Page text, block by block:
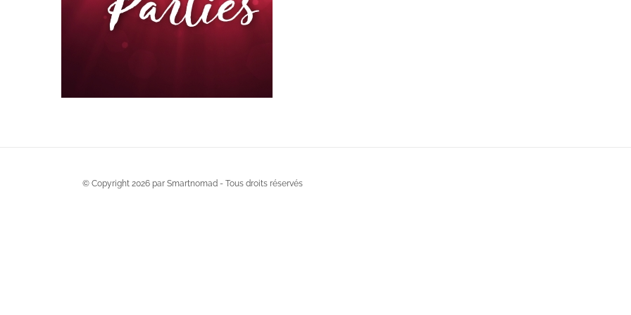
© Copyright 2026 par Smartnomad - Tous droits réservés